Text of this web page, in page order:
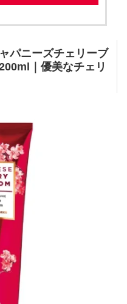
パニーズチェリーブ
｜優美なチェリ